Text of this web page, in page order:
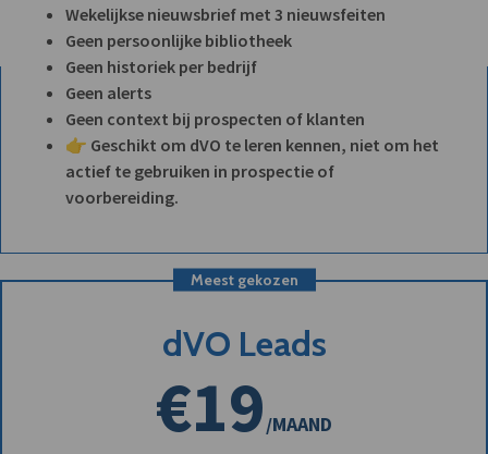
Wekelijkse nieuwsbrief met 3 nieuwsfeiten
Geen persoonlijke bibliotheek
Geen historiek per bedrijf
Geen alerts
Geen context bij prospecten of klanten
👉 Geschikt om dVO te leren kennen, niet om het
actief te gebruiken in prospectie of
voorbereiding.
Meest gekozen
dVO Leads
€19/MAAND